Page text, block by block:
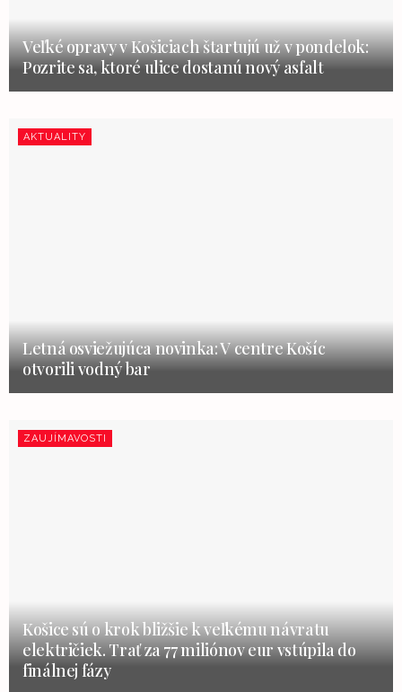
Veľké opravy v Košiciach štartujú už v pondelok:
Pozrite sa, ktoré ulice dostanú nový asfalt
AKTUALITY
Letná osviežujúca novinka: V centre Košíc
otvorili vodný bar
ZAUJÍMAVOSTI
Košice sú o krok bližšie k veľkému návratu
električiek. Trať za 77 miliónov eur vstúpila do
finálnej fázy